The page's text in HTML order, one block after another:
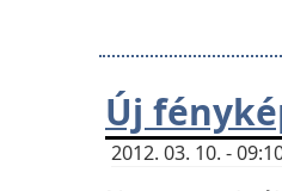
Új
2012. 03. 10. -